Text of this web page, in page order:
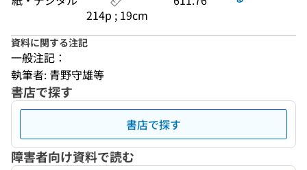
214p ; 19cm
資料に関する注記
一般注記：
執筆者: 青野守雄等
書店で探す
書店で探す
障害者向け資料で読む